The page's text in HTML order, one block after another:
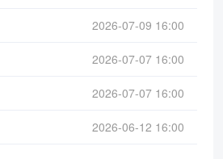
2026-07-09 16:00
2026-07-07 16:00
2026-07-07 16:00
2026-06-12 16:00